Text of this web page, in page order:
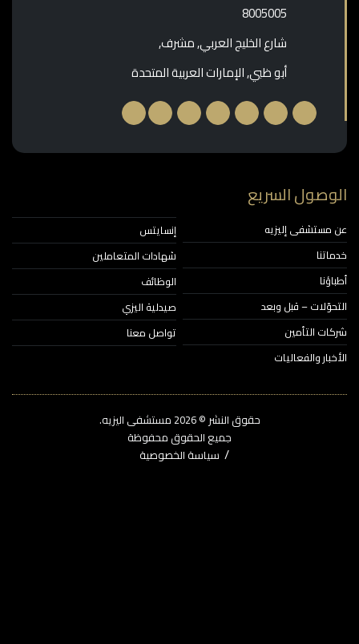
‎8005005‎
شارع الخليج العربي, مشرف,
أبو ظبي, الإمارات العربية المتحدة
السريع
إليزيه
– قبل وبعد
التأمين
والفعاليات
إنسايتس
شهادات المتعاملين
الوظائف
صيدلية اليزي
تواصل معنا
حقوق النشر © 2026‎ مستشفى اليزيه.
جميع الحقوق محفوظة
سياسة الخصوصية